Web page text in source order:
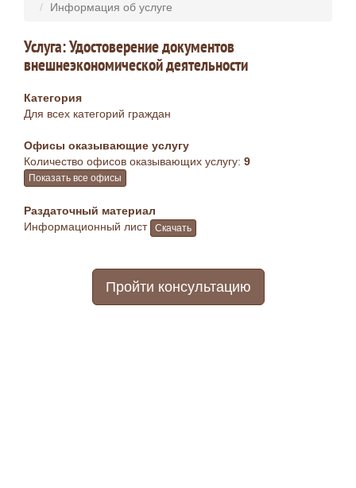
Информация об услуге
Услуга: Удостоверение документов
внешнеэкономической деятельности
Категория
Для всех категорий граждан
Офисы оказывающие услугу
Количество офисов оказывающих услугу: 9
Показать все офисы
Раздаточный материал
Информационный лист
Скачать
Пройти консультацию